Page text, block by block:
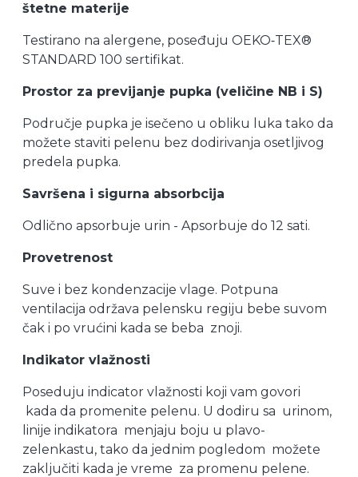
štetne materije
Testirano na alergene, poseđuju OEKO‐TEX®
STANDARD 100 sertifikat.
Prostor za previjanje pupka (veličine NB i S)
Područje pupka je isečeno u obliku luka tako da
možete staviti pelenu bez dodirivanja osetljivog
predela pupka.
Savršena i sigurna absorbcija
Odlično apsorbuje urin - Apsorbuje do 12 sati.
Provetrenost
Suve i bez kondenzacije vlage. Potpuna
ventilacija održava pelensku regiju bebe suvom
čak i po vrućini kada se beba znoji.
Indikator vlažnosti
Poseduju indicator vlažnosti koji vam govori
kada da promenite pelenu. U dodiru sa urinom,
linije indikatora menjaju boju u plavo-
zelenkastu, tako da jednim pogledom možete
zaključiti kada je vreme za promenu pelene.